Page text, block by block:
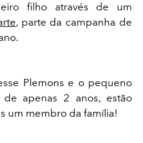
filho através de um
, parte da campanha de
Plemons e o pequeno
de apenas 2 anos, estão
um membro da família!